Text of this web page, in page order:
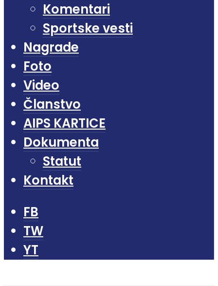
Komentari
Sportske vesti
Nagrade
Foto
Video
Članstvo
AIPS KARTICE
Dokumenta
Statut
Kontakt
FB
TW
YT